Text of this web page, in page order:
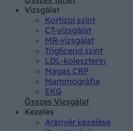
Vizsgálat
Kortizol szint
CT-vizsgálat
MR-vizsgálat
Triglicerid szint
LDL-koleszterin
Magas CRP
Mammográfia
EKG
Összes Vizsgálat
Kezelés
Aranyér kezelése